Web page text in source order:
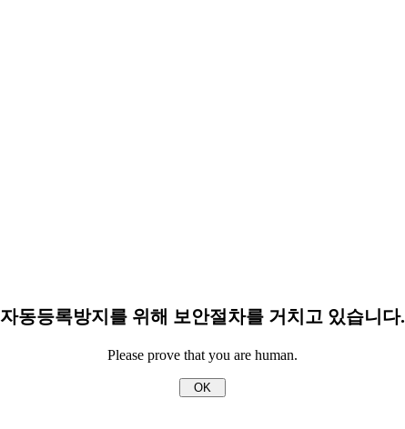
자동등록방지를 위해 보안절차를 거치고 있습니다.
Please prove that you are human.